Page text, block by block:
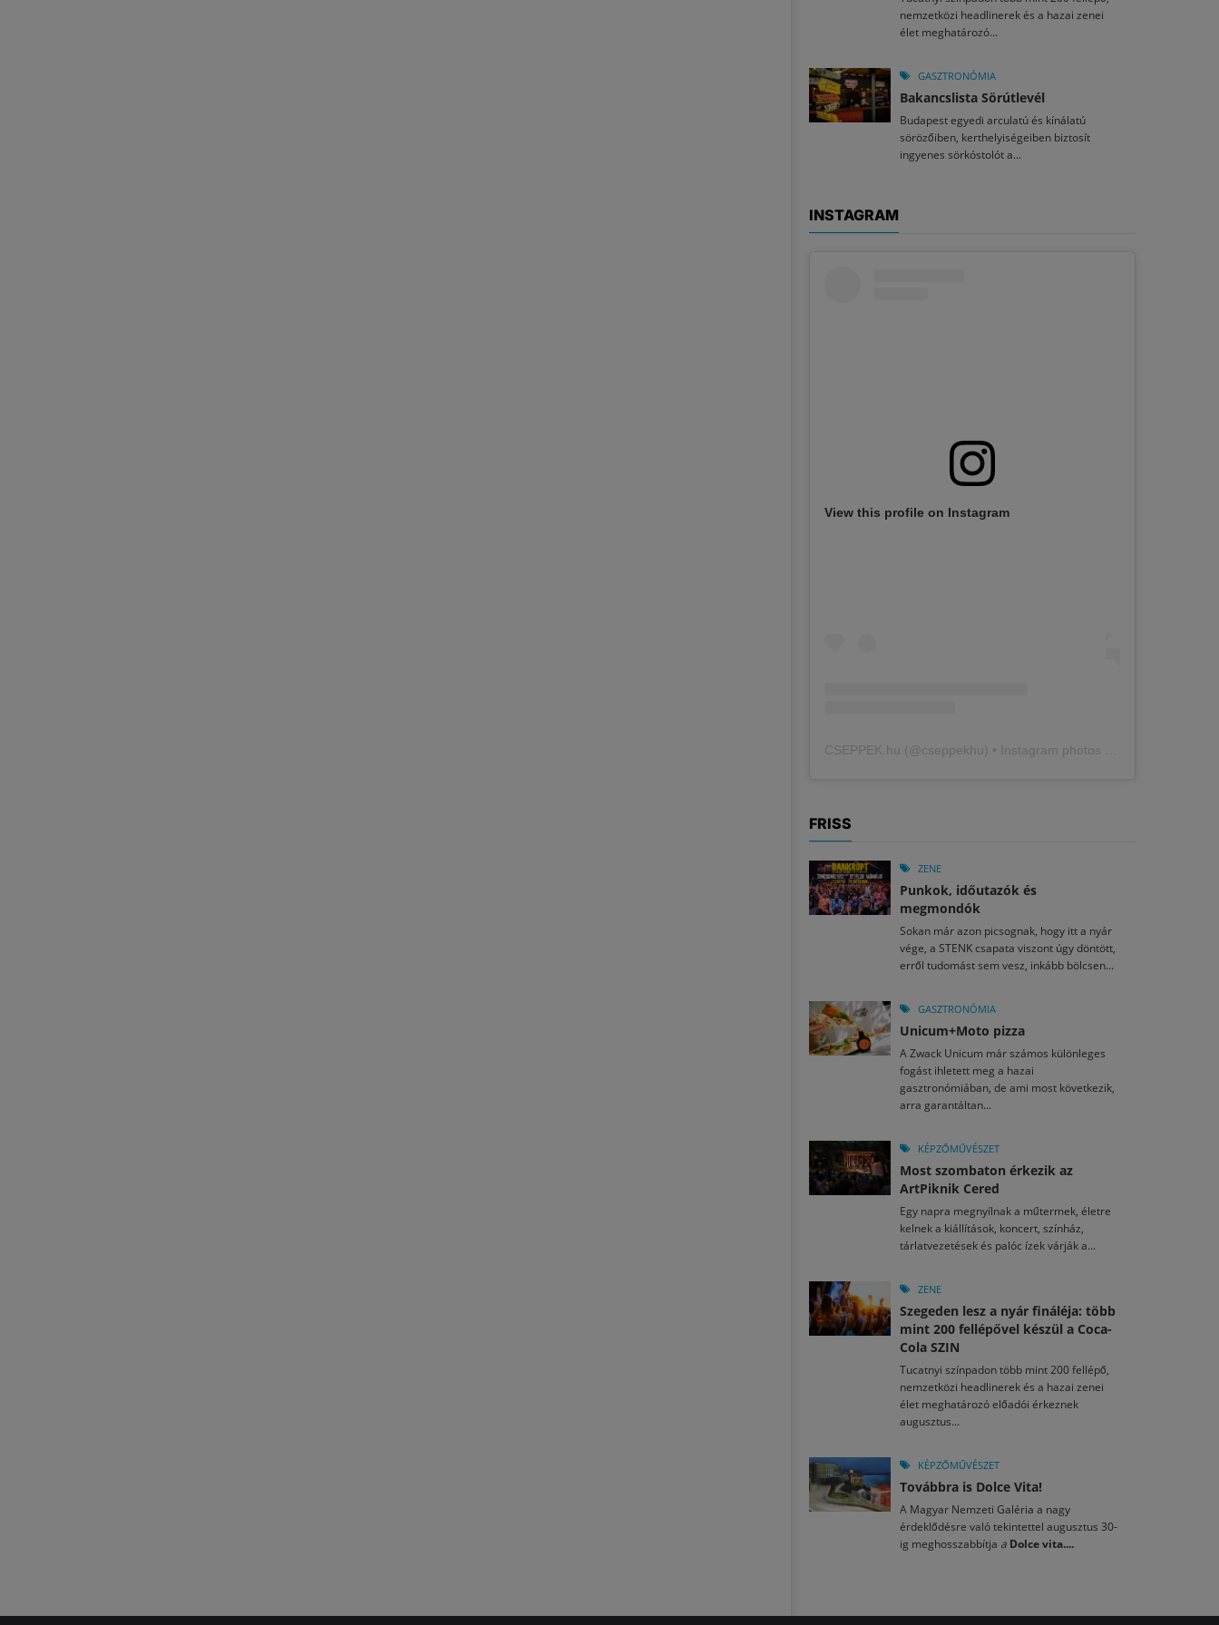
nemzetközi headlinerek és a hazai zenei
élet meghatározó...
GASZTRONÓMIA
Bakancslista Sörútlevél
Budapest egyedi arculatú és kínálatú
sörözőiben, kerthelyiségeiben biztosít
ingyenes sörkóstolót a...
INSTAGRAM
View this profile on Instagram
CSEPPEK.hu (@cseppekhu ) • Instagram photos and videos
FRISS
ZENE
Punkok, időutazók és
megmondók
Sokan már azon picsognak, hogy itt a nyár
vége, a STENK csapata viszont úgy döntött,
erről tudomást sem vesz, inkább bölcsen...
GASZTRONÓMIA
Unicum+Moto pizza
A Zwack Unicum már számos különleges
fogást ihletett meg a hazai
gasztronómiában, de ami most következik,
arra garantáltan...
KÉPZŐMŰVÉSZET
Most szombaton érkezik az
ArtPiknik Cered
Egy napra megnyílnak a műtermek, életre
kelnek a kiállítások, koncert, színház,
tárlatvezetések és palóc ízek várják a...
ZENE
Szegeden lesz a nyár fináléja: több
mint 200 fellépővel készül a Coca-
Cola SZIN
Tucatnyi színpadon több mint 200 fellépő,
nemzetközi headlinerek és a hazai zenei
élet meghatározó előadói érkeznek
augusztus...
KÉPZŐMŰVÉSZET
Továbbra is Dolce Vita!
A Magyar Nemzeti Galéria a nagy
érdeklődésre való tekintettel augusztus 30-
ig meghosszabbítja a Dolce vita....